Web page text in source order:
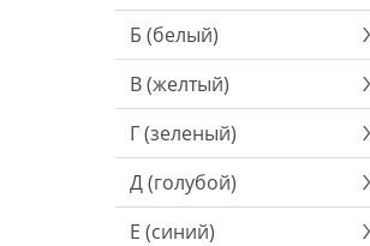
Б (белый)
В (желтый)
Г (зеленый)
Д (голубой)
Е (синий)